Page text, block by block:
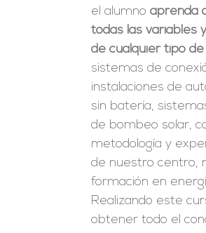
el alumnoaprenda
todas las variables
de cualquier tipo
sistemas de
instalaciones de
sin batería,
de bombeo solar,
metodología y
de nuestro centro,
formación en
Realizando este
obtener todo el